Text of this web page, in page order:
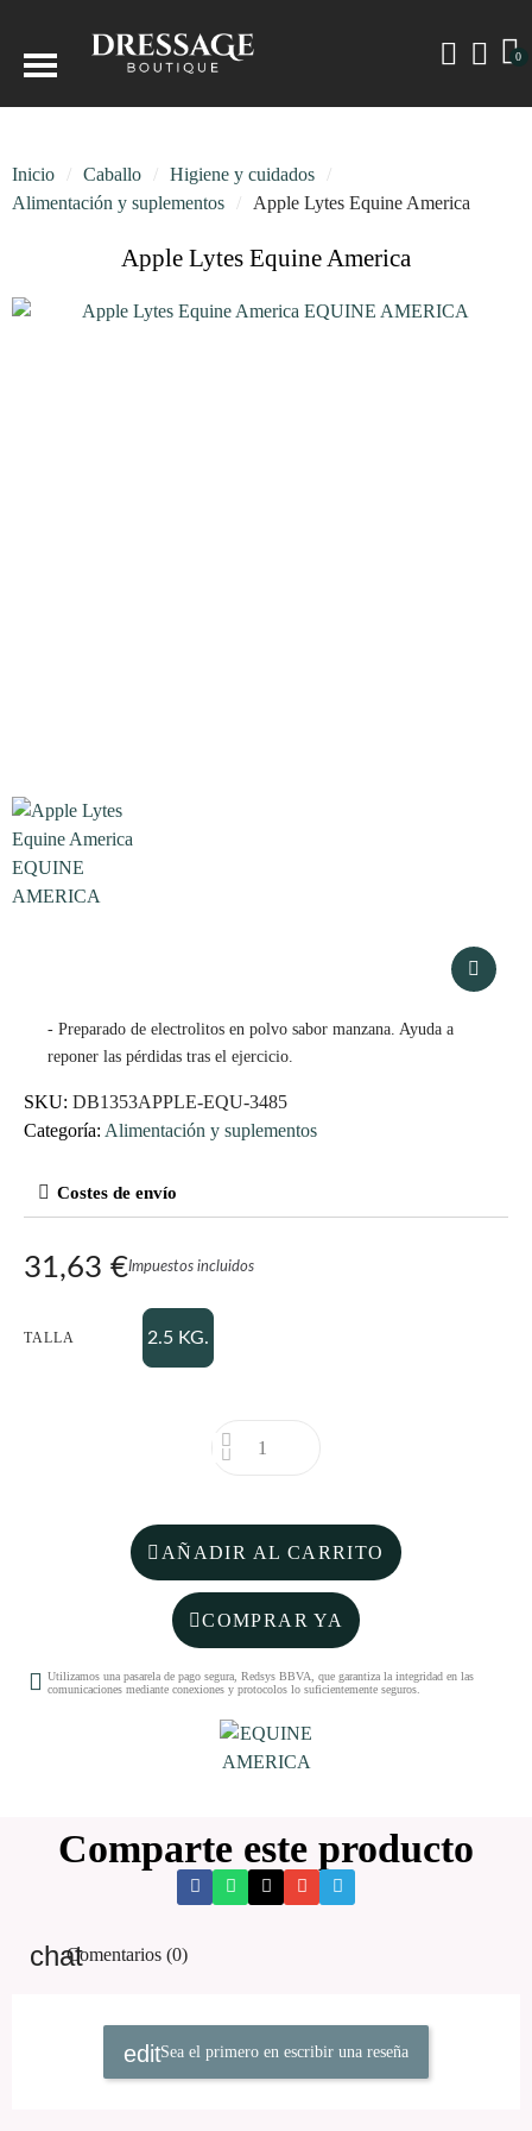
Inicio Caballo
Higiene y cuidados
Alimentación y suplementos
Apple Lytes Equine America
Apple Lytes Equine America
- Preparado de electrolitos en polvo sabor manzana. Ayuda a
reponer las pérdidas tras el ejercicio.
SKU DB1353APPLE-EQU-3485
Categoría Alimentación y suplementos
Costes de envío
31,63 €Impuestos incluidos
TALLA 2.5 KG.
AÑADIR AL CARRITO
COMPRAR YA
Utilizamos una pasarela de pago segura, Redsys BBVA, que garantiza la integridad en las
comunicaciones mediante conexiones y protocolos lo suficientemente seguros.
Comparte este producto
Comentarios (0)
Sea el primero en escribir una reseña